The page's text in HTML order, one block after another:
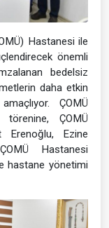
Hastanesi ile
önemli
bedelsiz
daha etkin
ÇOMÜ
törenine, ÇOMÜ
Erenoğlu, Ezine
Hastanesi
hastane yönetimi